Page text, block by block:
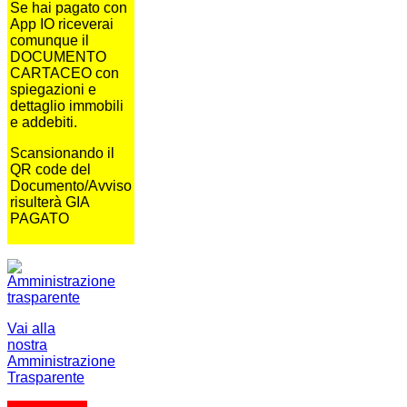
Se hai pagato con
App IO riceverai
comunque il
DOCUMENTO
CARTACEO con
spiegazioni e
dettaglio immobili
e addebiti.
Scansionando il
QR code del
Documento/Avviso
risulterà GIA
PAGATO
Vai alla
nostra
Amministrazione
Trasparente